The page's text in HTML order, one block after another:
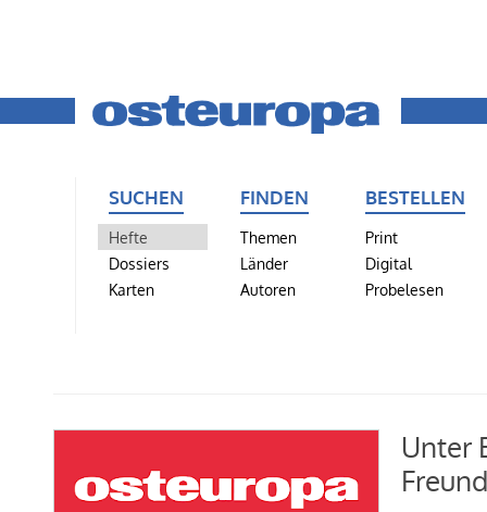
SUCHEN
Hefte
Dossiers
Karten
FINDEN
Themen
Länder
Autoren
BESTELLEN
Print
Digital
Probelesen
Unter